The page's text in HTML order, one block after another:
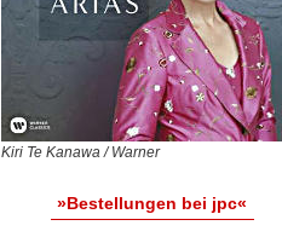
Kiri Te Kanawa / Warner
»Bestellungen bei jpc«